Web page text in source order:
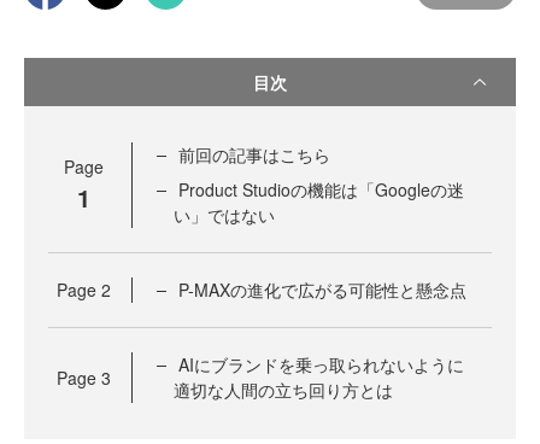
目次
Page
1
前回の記事はこちら
Product Studioの機能は「Googleの迷
い」ではない
Page 2 P-MAXの進化で広がる可能性と懸念点
Page 3
AIにブランドを乗っ取られないように
適切な人間の立ち回り方とは